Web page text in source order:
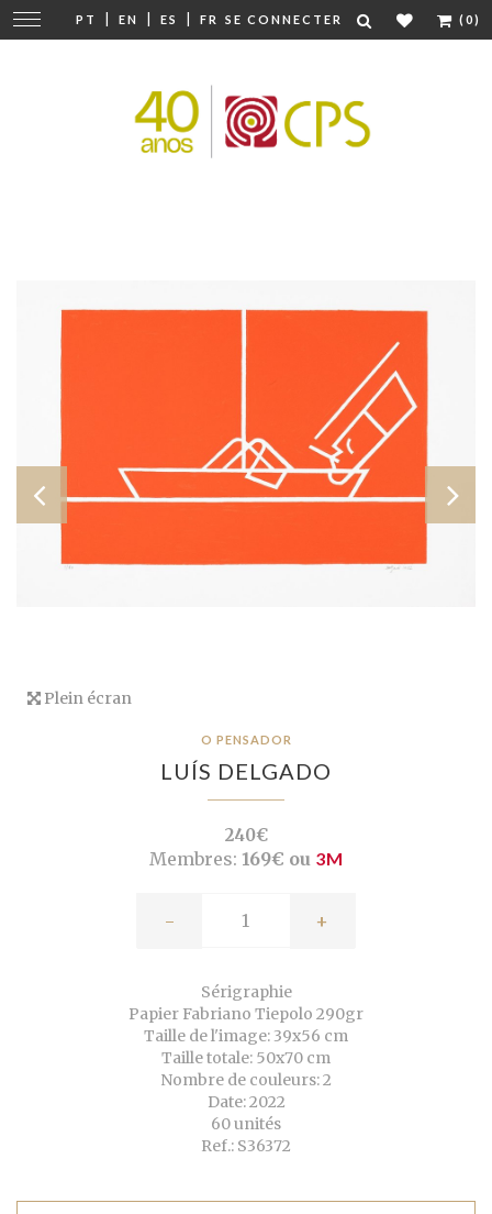
PT | EN | ES | FR SE CONNECTER (0)
Modifier
la
Plein écran
O PENSADOR
LUÍS DELGADO
240€
Membres: 169€ ou 3M
- +
Sérigraphie
Papier Fabriano Tiepolo 290gr
Taille de l'image: 39x56 cm
Taille totale: 50x70 cm
Nombre de couleurs: 2
Date: 2022
60 unités
Ref.: S36372